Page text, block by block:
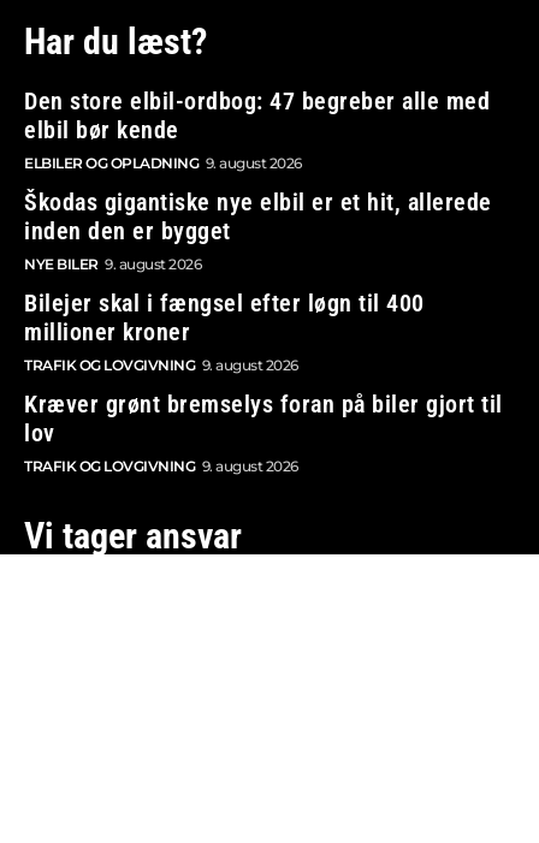
Har du læst?
Den store elbil-ordbog: 47 begreber alle med
elbil bør kende
ELBILER OG OPLADNING 9. august 2026
Škodas gigantiske nye elbil er et hit, allerede
inden den er bygget
NYE BILER 9. august 2026
Bilejer skal i fængsel efter løgn til 400
millioner kroner
TRAFIK OG LOVGIVNING 9. august 2026
Kræver grønt bremselys foran på biler gjort til
lov
TRAFIK OG LOVGIVNING 9. august 2026
Vi tager ansvar